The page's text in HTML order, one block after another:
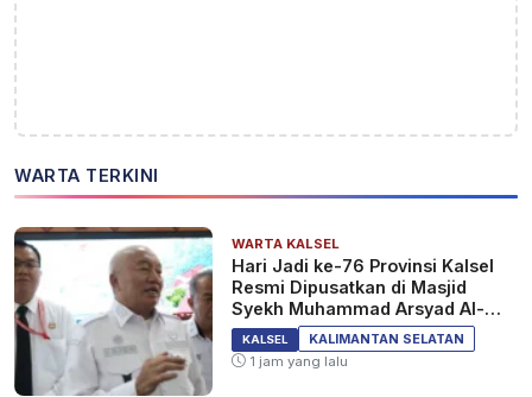
WARTA TERKINI
WARTA KALSEL
Hari Jadi ke-76 Provinsi Kalsel
Resmi Dipusatkan di Masjid
Syekh Muhammad Arsyad Al-
Banjari
KALSEL
KALIMANTAN SELATAN
1 jam yang lalu